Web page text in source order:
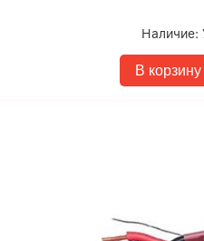
Наличие:
В корзину